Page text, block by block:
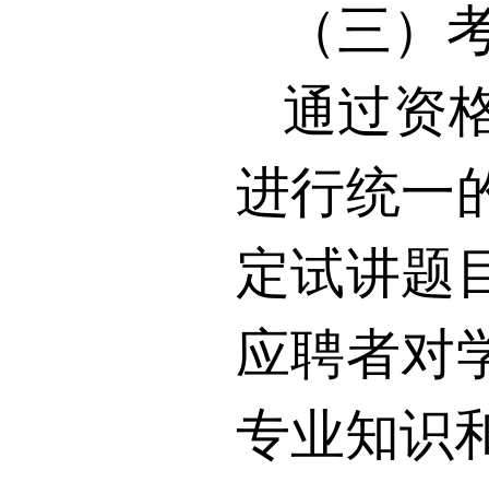
（三）
通过资
进行统一
定试讲题
应聘者对
专业知识